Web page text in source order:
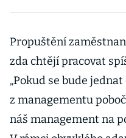
Propuštění
zda chtějí pracovat
„Pokud se bude
z managementu
náš management na